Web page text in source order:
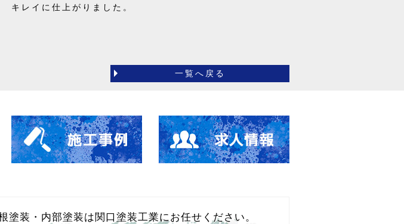
キレイに仕上がりました。
一覧へ戻る
装・内部塗装は関口塗装工業にお任せください。